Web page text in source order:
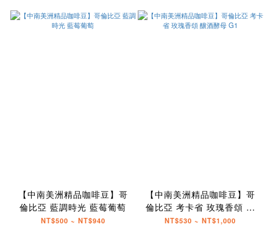
【中南美洲精品咖啡豆】哥
倫比亞 藍調時光 藍莓葡萄
NT$500 ~ NT$940
【中南美洲精品咖啡豆】哥
倫比亞 考卡省 玫瑰香頌 釀
酒酵母 G1
NT$530 ~ NT$1,000